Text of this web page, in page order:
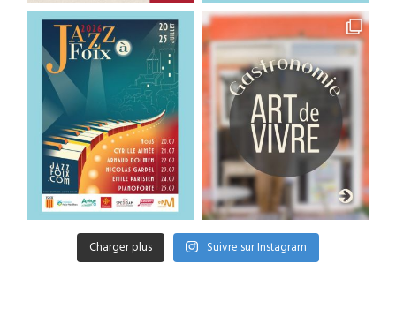
Charger plus Suivre sur Instagram